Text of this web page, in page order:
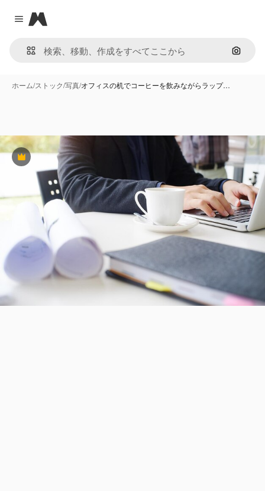
Close menu
Magnific
画像で
ホーム/ストック/写真/オフィスの机でコーヒーを飲みながらラップ…
Premium